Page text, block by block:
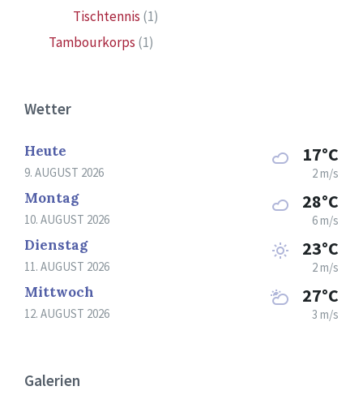
Tischtennis (1)
Tambourkorps (1)
Wetter
Heute
9. AUGUST 2026
17°C
2 m/s
Montag
10. AUGUST 2026
28°C
6 m/s
Dienstag
11. AUGUST 2026
23°C
2 m/s
Mittwoch
12. AUGUST 2026
27°C
3 m/s
Galerien